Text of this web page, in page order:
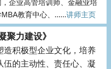
企业高管培训师、金融业培
教育中心、......讲师主页
聚力建设》
造积极型企业文化，培养
伍的主动性、责任心、凝